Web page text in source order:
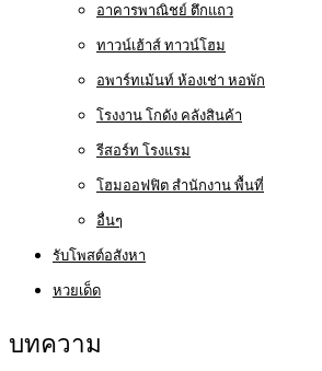
อาคารพาณิชย์ ตึกแถว
ทาวน์เฮ้าส์ ทาวน์โฮม
อพาร์ทเม้นท์ ห้องเช่า หอพัก
โรงงาน โกดัง คลังสินค้า
รีสอร์ท โรงแรม
โฮมออฟฟิต สำนักงาน พื้นที่
อื่นๆ
รับโพสต์อสังหา
หวยเด็ด
บทความ